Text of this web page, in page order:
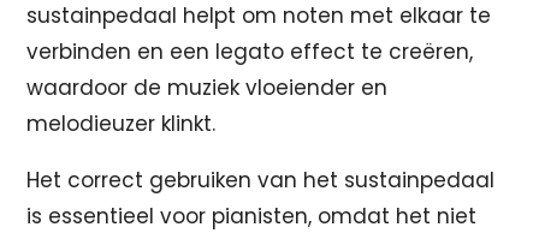
sustainpedaal helpt om noten met elkaar te
verbinden en een legato effect te creëren,
waardoor de muziek vloeiender en
melodieuzer klinkt.
Het correct gebruiken van het sustainpedaal
is essentieel voor pianisten, omdat het niet